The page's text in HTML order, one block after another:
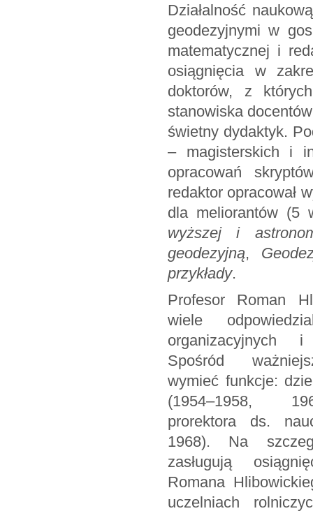
Działalność
geodezyjnymi w
matematycznej i
osiągnięcia w
doktorów, z
stanowiska
świetny dydaktyk.
– magisterskich i
opracowań
redaktor opracował
dla meliorantów (5
wyższej i
geodezyjną,
przykłady.
Profesor Roman
wiele
organizacyjnych i
Spośród
wymieć funkcje:
(1954–1958,
prorektora ds.
1968). Na
zasługują
Romana
uczelniach